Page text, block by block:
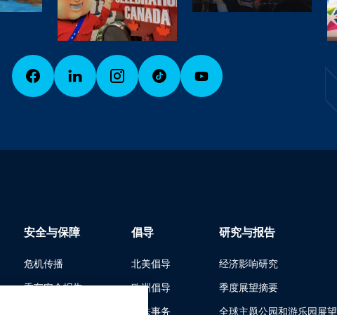
安全与保障
危机传播
乘车安全报告
倡导
北美倡导
欧洲倡导
立法事务
研究与报告
经济影响研究
季度展望摘要
全球主题公园和游乐园展望